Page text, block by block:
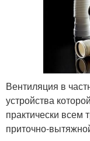
Вентиляция в
устройства
практически
приточно-